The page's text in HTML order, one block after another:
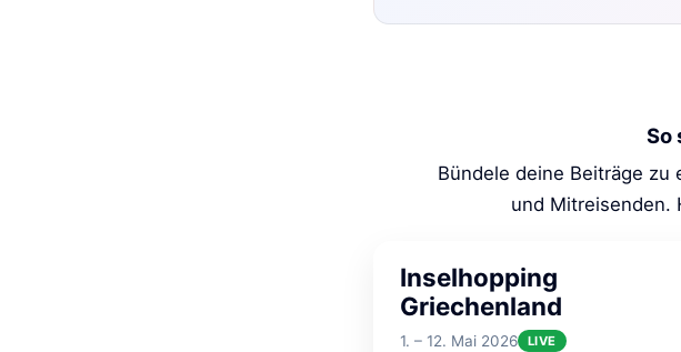
So
Bündele deine Beiträge
und Mitreisenden.
Inselhopping
Griechenland
1. – 12. Mai 2026 LIVE